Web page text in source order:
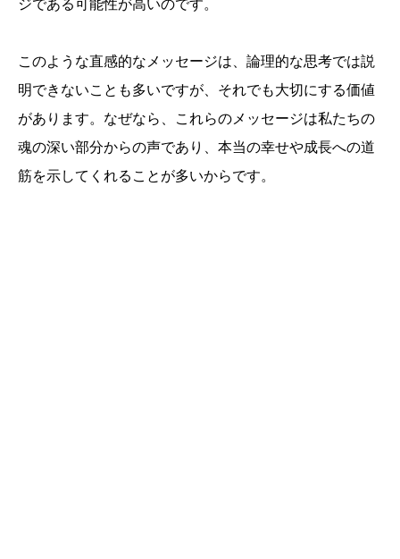
ジである可能性が高いのです。
このような直感的なメッセージは、論理的な思考では説
明できないことも多いですが、それでも大切にする価値
があります。なぜなら、これらのメッセージは私たちの
魂の深い部分からの声であり、本当の幸せや成長への道
筋を示してくれることが多いからです。